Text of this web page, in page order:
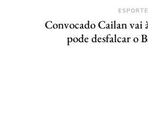
ESPORTE
Convocado Cailan vai
pode desfalcar o